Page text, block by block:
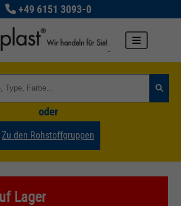
+49 6151 3093-0
oder
Zu den Rohstoffgruppen
Lager